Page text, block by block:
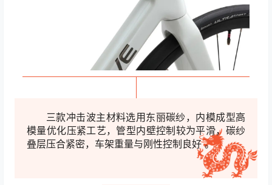
三款冲击波主材料选用东丽碳纱，内模成型高
模量优化压紧工艺，管型内壁控制较为平滑，碳纱
叠层压合紧密，车架重量与刚性控制良好 。